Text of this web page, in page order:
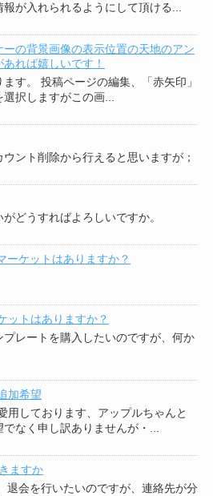
が入れられるようにして頂ける...
の背景画像の表示位置の天地のアン
れば嬉しいです！
す。 投稿ページの編集、「赤矢印」
択しますがこの画...
ント削除から行えると思いますが；
どうすればよろしいですか。
ーケットはありますか？
ットはありますか？
レートを購入したいのですが、何か
加希望
用しております、アップルちゃんと
なく申し訳ありませんが・...
ますか
退会を行いたいのですが、連絡先が分